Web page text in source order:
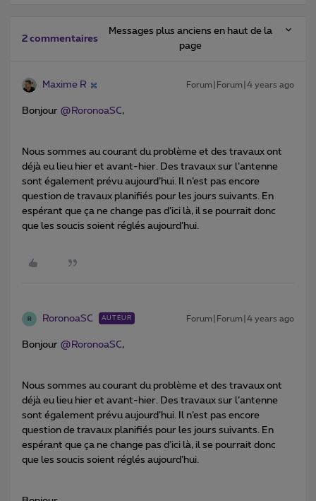
2 commentaires
Messages plus anciens en haut de la
page
Maxime R Forum|Forum|4 years ago
Bonjour @RoronoaSC,
Nous sommes au courant du problème et des travaux ont
déjà eu lieu hier et avant-hier. Des travaux sur l’antenne
sont également prévu aujourd’hui. Il n’est pas encore
question de travaux planifiés pour les jours suivants. En
espérant que ça ne change pas d’ici là, il se pourrait donc
que les soucis soient réglés aujourd’hui.
R RoronoaSC AUTEUR Forum|Forum|4 years ago
Bonjour @RoronoaSC,
Nous sommes au courant du problème et des travaux ont
déjà eu lieu hier et avant-hier. Des travaux sur l’antenne
sont également prévu aujourd’hui. Il n’est pas encore
question de travaux planifiés pour les jours suivants. En
espérant que ça ne change pas d’ici là, il se pourrait donc
que les soucis soient réglés aujourd’hui.